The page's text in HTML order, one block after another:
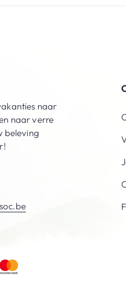
naar
naar verre
beleving